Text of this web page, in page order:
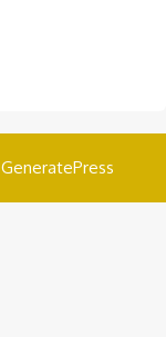
GeneratePress